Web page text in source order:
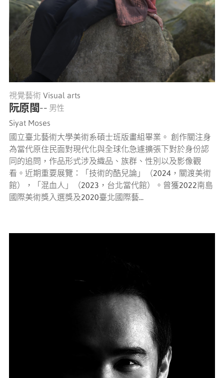
視覺藝術 Visual arts
阮原閩-- 男性
Siyat Moses
國立臺北藝術大學美術系碩士班版畫組畢業。 創作關注身
為當代原住民面對現代化與全球化急遽擴張下對於身份認
同的追問，作品形式涉及織品、族群、性別以及影像觀
看。近期重要展覽：「技術的酷兒論」（2024，關渡美術
館），「混血人」（2023，台北當代館）。曾獲2022南島
國際美術獎入選獎及2020臺北國際藝...